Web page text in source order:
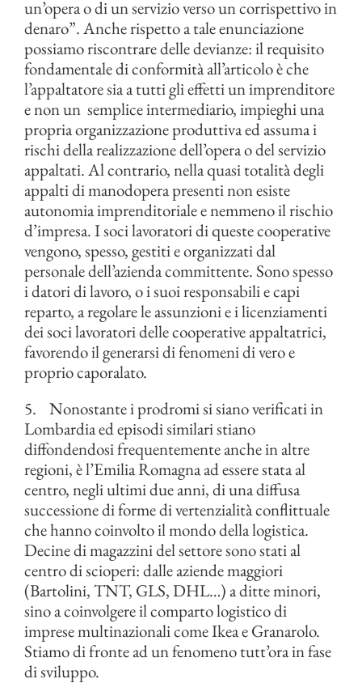
un’opera o di un servizio verso un corrispettivo in
denaro”. Anche rispetto a tale enunciazione
possiamo riscontrare delle devianze: il requisito
fondamentale di conformità all’articolo è che
l’appaltatore sia a tutti gli effetti un imprenditore
e non un semplice intermediario, impieghi una
propria organizzazione produttiva ed assuma i
rischi della realizzazione dell’opera o del servizio
appaltati. Al contrario, nella quasi totalità degli
appalti di manodopera presenti non esiste
autonomia imprenditoriale e nemmeno il rischio
d’impresa. I soci lavoratori di queste cooperative
vengono, spesso, gestiti e organizzati dal
personale dell’azienda committente. Sono spesso
i datori di lavoro, o i suoi responsabili e capi
reparto, a regolare le assunzioni e i licenziamenti
dei soci lavoratori delle cooperative appaltatrici,
favorendo il generarsi di fenomeni di vero e
proprio caporalato.
5. Nonostante i prodromi si siano verificati in
Lombardia ed episodi similari stiano
diffondendosi frequentemente anche in altre
regioni, è l’Emilia Romagna ad essere stata al
centro, negli ultimi due anni, di una diffusa
successione di forme di vertenzialità conflittuale
che hanno coinvolto il mondo della logistica.
Decine di magazzini del settore sono stati al
centro di scioperi: dalle aziende maggiori
(Bartolini, TNT, GLS, DHL…) a ditte minori,
sino a coinvolgere il comparto logistico di
imprese multinazionali come Ikea e Granarolo.
Stiamo di fronte ad un fenomeno tutt’ora in fase
di sviluppo.